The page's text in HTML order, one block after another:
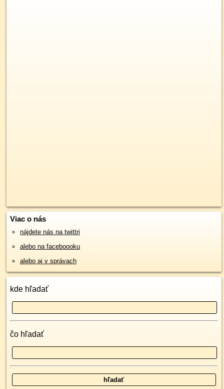
Viac o nás
nájdete nás na twittri
alebo na faceboooku
alebo aj v správach
kde hľadať
čo hľadať